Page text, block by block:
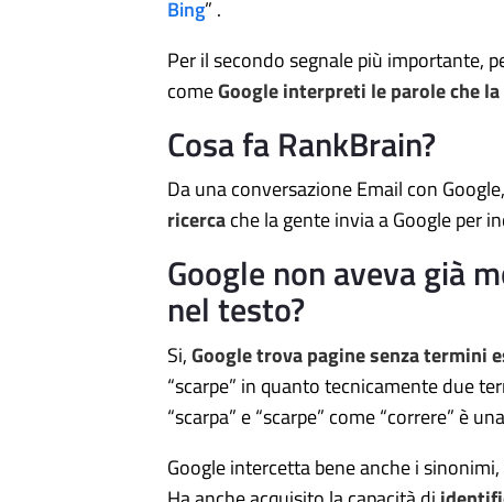
Bing” .
Per il secondo segnale più importante,
comeGoogle interpreti le parole che
Cosa fa RankBrain?
Da una conversazione Email con
ricercache la gente invia a Google per
Google non aveva già
nel testo?
Si,Google trova pagine senza termini
“scarpe” in quanto tecnicamente due
“scarpa” e “scarpe” come “correre” è
Google intercetta bene anche i